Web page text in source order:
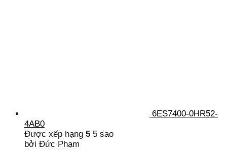
6ES7400-0HR52-
4AB0
Được xếp hạng 5 5 sao
bởi Đức Phạm